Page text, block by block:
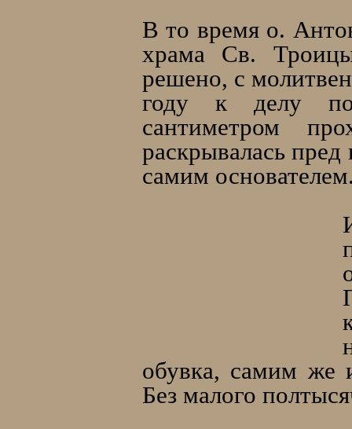
В то время о.
храма Св.
решено, с
году к делу
сантиметром
раскрывалась
самим
обувка, самим же
Без малого